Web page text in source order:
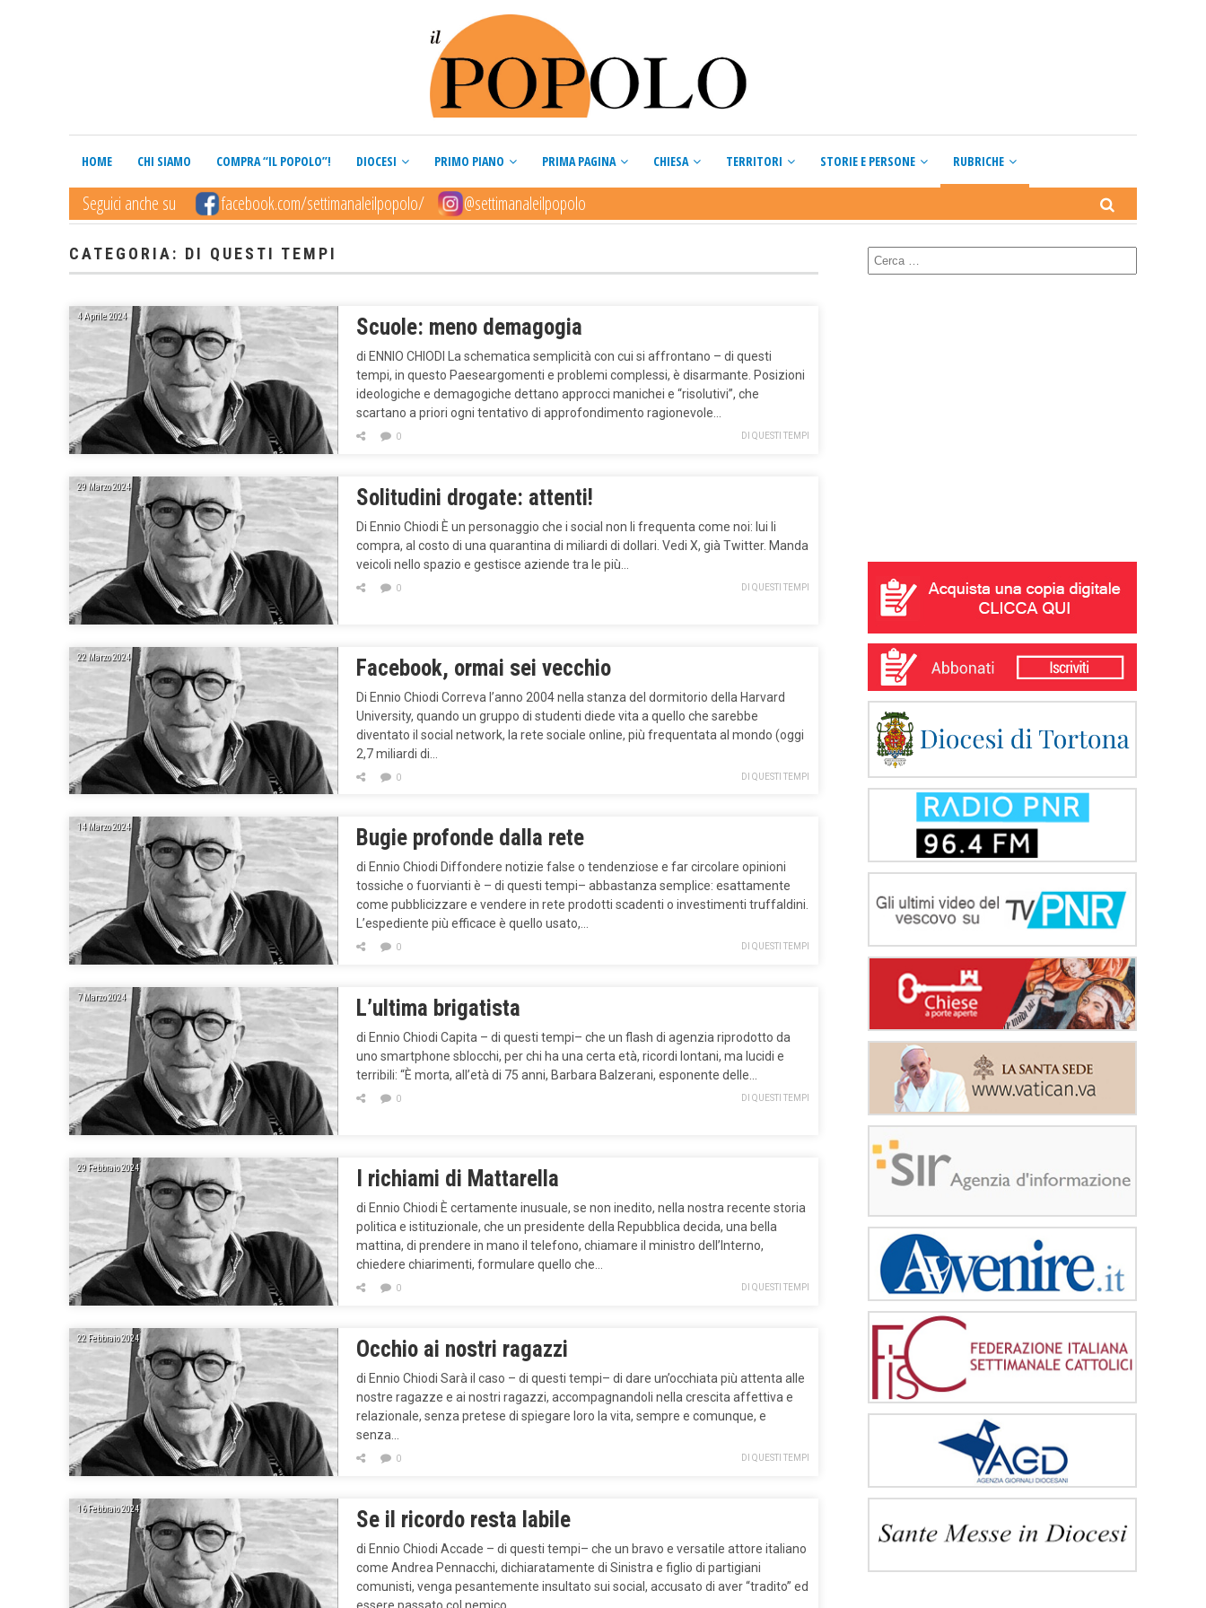
HOME CHI SIAMO COMPRA “IL POPOLO”! DIOCESI PRIMO PIANO PRIMA PAGINA CHIESA TERRITORI STORIE E PERSONE RUBRICHE
Seguici anche su facebook.com/settimanaleilpopolo/ @settimanaleilpopolo
CATEGORIA: DI QUESTI TEMPI
4 Aprile 2024 Scuole: meno demagogia
di ENNIO CHIODI La schematica semplicità con cui si affrontano – di questi
tempi, in questo Paeseargomenti e problemi complessi, è disarmante. Posizioni
ideologiche e demagogiche dettano approcci manichei e “risolutivi”, che
scartano a priori ogni tentativo di approfondimento ragionevole…
DI QUESTI TEMPI
0
29 Marzo 2024 Solitudini drogate: attenti!
Di Ennio Chiodi È un personaggio che i social non li frequenta come noi: lui li
compra, al costo di una quarantina di miliardi di dollari. Vedi X, già Twitter. Manda
veicoli nello spazio e gestisce aziende tra le più…
DI QUESTI TEMPI
0
22 Marzo 2024 Facebook, ormai sei vecchio
Di Ennio Chiodi Correva l’anno 2004 nella stanza del dormitorio della Harvard
University, quando un gruppo di studenti diede vita a quello che sarebbe
diventato il social network, la rete sociale online, più frequentata al mondo (oggi
2,7 miliardi di…
DI QUESTI TEMPI
0
14 Marzo 2024 Bugie profonde dalla rete
di Ennio Chiodi Diffondere notizie false o tendenziose e far circolare opinioni
tossiche o fuorvianti è – di questi tempi– abbastanza semplice: esattamente
come pubblicizzare e vendere in rete prodotti scadenti o investimenti truffaldini.
L’espediente più efficace è quello usato,…
DI QUESTI TEMPI
0
7 Marzo 2024 L’ultima brigatista
di Ennio Chiodi Capita – di questi tempi– che un flash di agenzia riprodotto da
uno smartphone sblocchi, per chi ha una certa età, ricordi lontani, ma lucidi e
terribili: “È morta, all’età di 75 anni, Barbara Balzerani, esponente delle…
DI QUESTI TEMPI
0
29 Febbraio 2024 I richiami di Mattarella
di Ennio Chiodi È certamente inusuale, se non inedito, nella nostra recente storia
politica e istituzionale, che un presidente della Repubblica decida, una bella
mattina, di prendere in mano il telefono, chiamare il ministro dell’Interno,
chiedere chiarimenti, formulare quello che…
DI QUESTI TEMPI
0
22 Febbraio 2024 Occhio ai nostri ragazzi
di Ennio Chiodi Sarà il caso – di questi tempi– di dare un’occhiata più attenta alle
nostre ragazze e ai nostri ragazzi, accompagnandoli nella crescita affettiva e
relazionale, senza pretese di spiegare loro la vita, sempre e comunque, e
senza…
DI QUESTI TEMPI
0
16 Febbraio 2024 Se il ricordo resta labile
di Ennio Chiodi Accade – di questi tempi– che un bravo e versatile attore italiano
come Andrea Pennacchi, dichiaratamente di Sinistra e figlio di partigiani
comunisti, venga pesantemente insultato sui social, accusato di aver “tradito” ed
essere passato col nemico….